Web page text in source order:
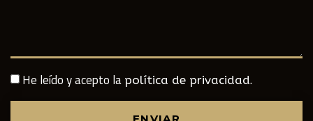
He leído y acepto la política de privacidad.